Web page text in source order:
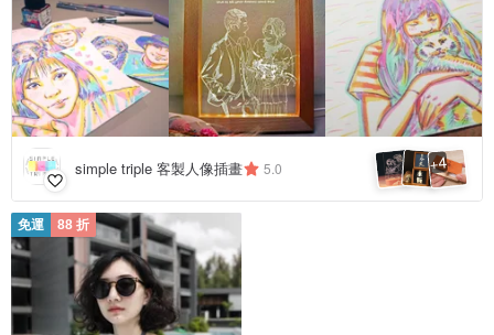
simple triple 客製人像插畫 5.0 +4
免運 88 折